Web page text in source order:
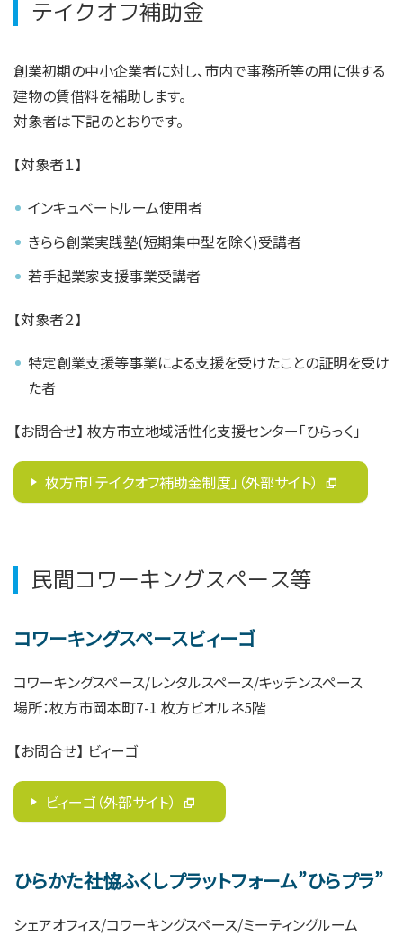
テイクオフ補助金
創業初期の中小企業者に対し、市内で事務所等の用に供する
建物の賃借料を補助します。
対象者は下記のとおりです。
【対象者１】
インキュベートルーム使用者
きらら創業実践塾(短期集中型を除く)受講者
若手起業家支援事業受講者
【対象者２】
特定創業支援等事業による支援を受けたことの証明を受け
た者
【お問合せ】 枚方市立地域活性化支援センター「ひらっく」
枚方市「テイクオフ補助金制度」（外部サイト）
民間コワーキングスペース等
コワーキングスペースビィーゴ
コワーキングスペース/レンタルスペース/キッチンスペース
場所：枚方市岡本町7-1 枚方ビオルネ5階
【お問合せ】 ビィーゴ
ビィーゴ（外部サイト）
ひらかた社恊ふくしプラットフォーム”ひらプラ”
シェアオフィス/コワーキングスペース/ミーティングルーム